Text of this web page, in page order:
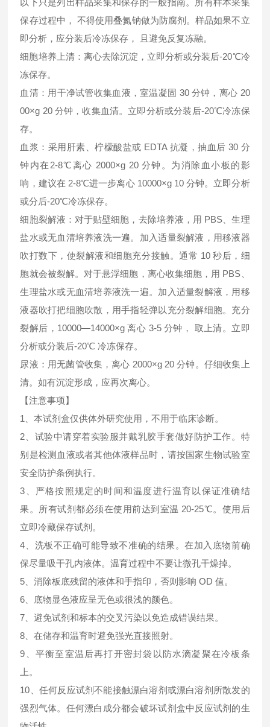
以下只是列出样品采集和保存的一般指南。所有样本采集
保存过程中， 不得使用叠氮钠做为防腐剂。样品如果不立
即分析，应分装后冷冻保存， 且避免反复冻融。
细胞培养上清：离心去除沉淀，立即分析或分装后-20℃冷
冻保存。
血清：用干净试管收集血液，室温凝固 30 分钟，离心 20
00×g 20 分钟，收集血清。立即分析或分装后-20℃冷冻保
存。
血浆：采用肝素、柠檬酸盐或 EDTA 抗凝，抽血后 30 分
钟内在2-8℃离心 2000×g 20 分钟。为消除血小板的影
响，建议在 2-8℃进一步离心 10000×g 10 分钟。立即分析
或分后-20℃冷冻保存。
细胞裂解液：对于贴壁细胞，去除培养液，用 PBS、生理
盐水或无血清培养液洗一遍。加入适量裂解液，用移液器
吹打数下，使裂解液和细胞充分接触。通常 10 秒后，细
胞就会被裂解。对于悬浮细胞，离心收集细胞，用 PBS、
生理盐水或无血清培养液洗一遍。加入适量裂解液，用移
液器吹打把细胞吹散，用手指轻弹以充分裂解细胞。充分
裂解后，10000—14000×g 离心 3-5 分钟， 取上清。立即
分析或分装后-20℃ 冷冻保存。
尿液：用无菌管收集，离心 2000×g 20 分钟。仔细收集上
清。如有沉淀形成，应再次离心。
【注意事项】
1、本试剂盒仅供体外研究使用，不用于临床诊断。
2、试验中请穿着实验服并戴乳胶手套做好防护工作。特
别是检测血液或者其他体液样品时，请按国家生物试验室
安全防护条例执行。
3、严格按照规定的时间和温度进行温育以保证准确结
果。所有试剂都必须在使用前达到室温 20-25℃。使用后
立即冷藏保存试剂。
4、洗板不正确可能导致不准确的结果。在加入底物前确
保尽量吸干孔内液体。温育过程中不要让微孔干燥掉。
5、消除板底残留的液体和手指印，否则影响 OD 值。
6、底物显色液应呈无色或很浅的颜色。
7、避免试剂和标本的交叉污染以免造成错误结果。
8、在储存和温育时避免强光直接照射。
9、平衡至室温后再打开密封袋以防水滴凝聚在冷板条
上。
10、任何反应试剂不能接触漂白溶剂或漂白溶剂所散发的
强烈气体。任何漂白成分都会破坏试剂盒中反应试剂的生